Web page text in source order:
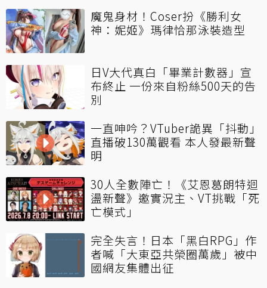
魔鬼身材！Coser扮《勝利女
神：妮姬》瑪律恰那泳裝造型
日V大代真白「畢業計數器」宣
布終止 一份來自粉絲500天的告
別
一直呻吟？VTuber詭異「抖動」
直播破130萬觀看 本人發最新聲
明
30人全數陣亡！《艾恩葛朗特迴
盪新聲》邀實況主、VT挑戰「死
亡模式」
完全失言！日本「黑白RPG」作
者喊「大東亞共榮圈萬歲」被中
國網友集體出征